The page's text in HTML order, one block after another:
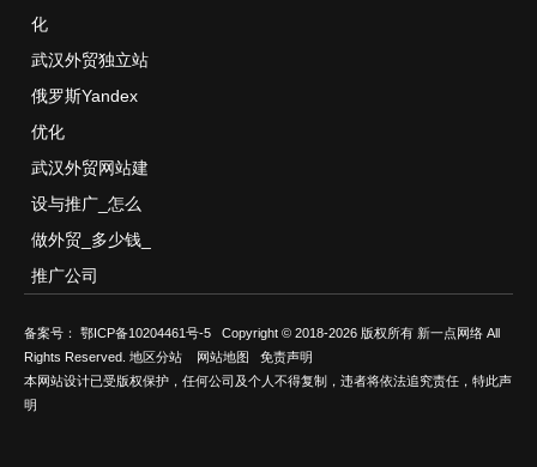
化
武汉外贸独立站
俄罗斯Yandex
优化
武汉外贸网站建
设与推广_怎么
做外贸_多少钱_
推广公司
备案号： 鄂ICP备10204461号-5 Copyright © 2018-2026 版权所有 新一点网络 All
Rights Reserved. 地区分站 网站地图
免责声明
本网站设计已受版权保护，任何公司及个人不得复制，违者将依法追究责任，特此声
明